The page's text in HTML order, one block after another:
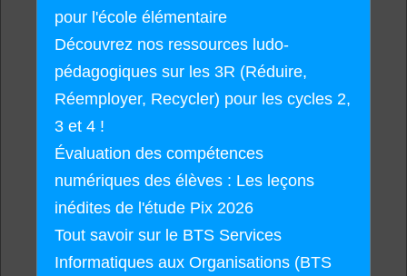
pour l'école élémentaire
Découvrez nos ressources ludo-
pédagogiques sur les 3R (Réduire,
Réemployer, Recycler) pour les cycles 2,
3 et 4 !
Évaluation des compétences
numériques des élèves : Les leçons
inédites de l'étude Pix 2026
Tout savoir sur le BTS Services
Informatiques aux Organisations (BTS